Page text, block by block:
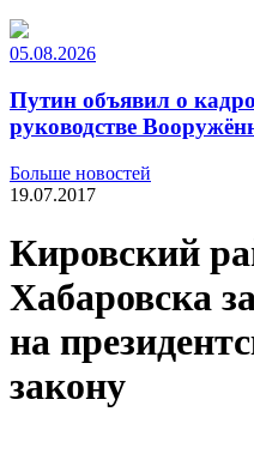
05.08.2026
Путин объявил о
руководстве
Больше новостей
19.07.2017
Кировский
Хабаровска
на
закону